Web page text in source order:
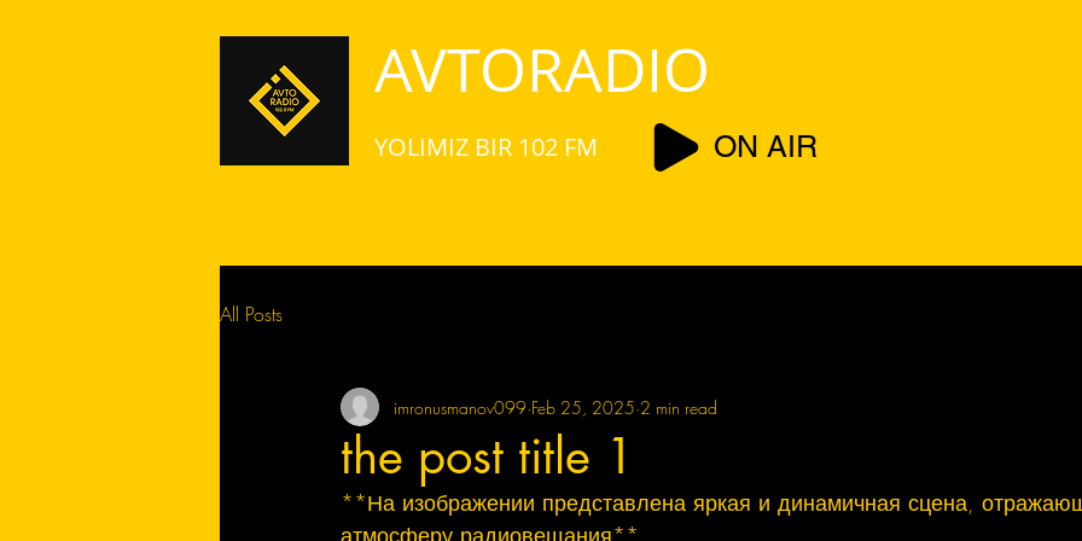
AVTORADIO
YOLIMIZ BIR 102 FM ON AIR
All Posts
the post title 1
imronusmanov099 Feb 25, 2025 2 min read
**На изображении представлена яркая и динамичная сцена,
атмосферу радиовещания**